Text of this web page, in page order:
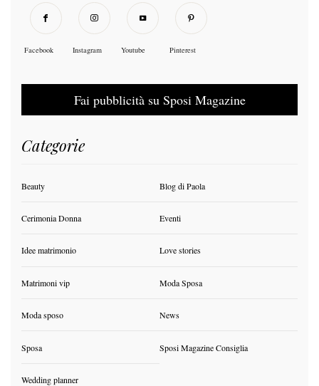
Facebook Instagram Youtube Pinterest
Fai pubblicità su Sposi Magazine
Categorie
Beauty Blog di Paola
Cerimonia Donna Eventi
Idee matrimonio Love stories
Matrimoni vip Moda Sposa
Moda sposo News
Sposa Sposi Magazine Consiglia
Wedding planner